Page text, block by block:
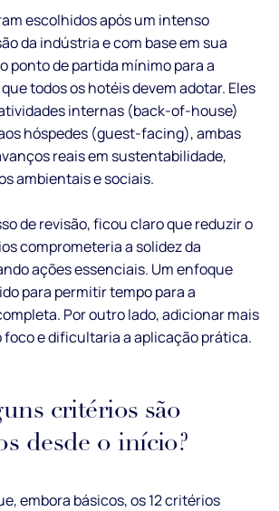
escolhidos após um intenso
da indústria e com base em sua
ponto de partida mínimo para a
todos os hotéis devem adotar. Eles
internas (back-of-house)
hóspedes (guest-facing), ambas
reais em sustentabilidade,
ambientais e sociais.
de revisão, ficou claro que reduzir o
comprometeria a solidez da
ações essenciais. Um enfoque
para permitir tempo para a
Por outro lado, adicionar mais
e dificultaria a aplicação prática.
critérios são
desde o início?
embora básicos, os 12 critérios